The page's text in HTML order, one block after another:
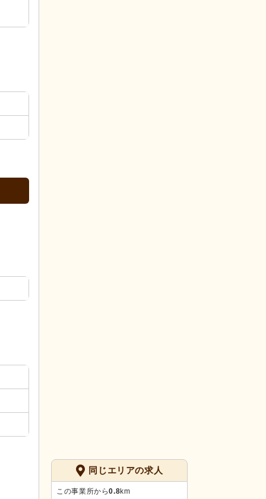
同じエリアの求人
この事業所から0.8km